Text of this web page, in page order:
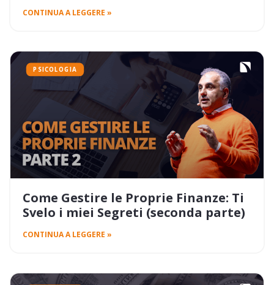
CONTINUA A LEGGERE »
PSICOLOGIA
Come Gestire le Proprie Finanze: Ti
Svelo i miei Segreti (seconda parte)
CONTINUA A LEGGERE »